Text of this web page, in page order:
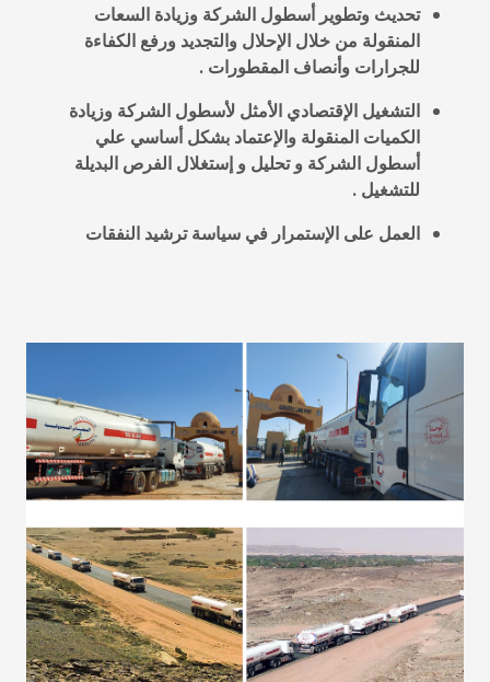
تحديث وتطوير أسطول الشركة وزيادة السعات
المنقولة من خلال الإحلال والتجديد ورفع الكفاءة
للجرارات وأنصاف المقطورات .
التشغيل الإقتصادي الأمثل لأسطول الشركة وزيادة
الكميات المنقولة والإعتماد بشكل أساسي علي
أسطول الشركة و تحليل و إستغلال الفرص البديلة
للتشغيل .
العمل على الإستمرار في سياسة ترشيد النفقات